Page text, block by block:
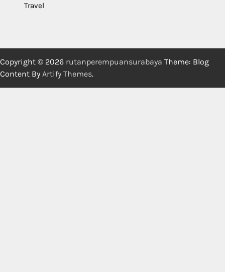
Travel
Copyright © 2026 rutanperempuansurabaya Theme: Blog
Content By Artify Themes.